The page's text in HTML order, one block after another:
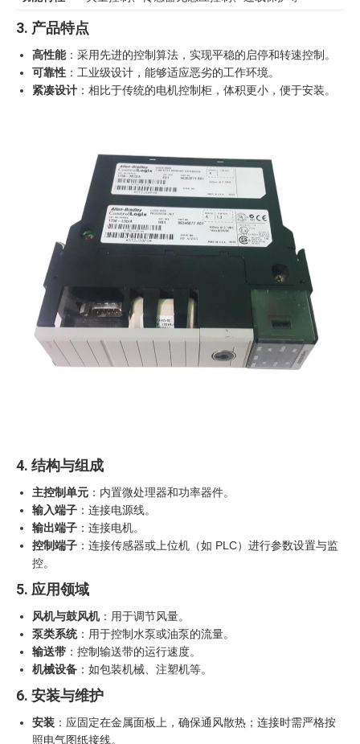
3. 产品特点
高性能：采用先进的控制算法，实现平稳的启停和转速控制。
可靠性 ：工业级设计，能够适应恶劣的工作环境。
紧凑设计 ：相比于传统的电机控制柜，体积更小，便于安装。
4. 结构与组成
主控制单元 ：内置微处理器和功率器件。
输入端子 ：连接电源线。
输出端子 ：连接电机。
控制端子 ：连接传感器或上位机（如 PLC）进行参数设置与监
控。
5. 应用领域
风机与鼓风机：用于调节风量。
泵类系统：用于控制水泵或油泵的流量。
输送带 ：控制输送带的运行速度。
机械设备 ：如包装机械、注塑机等。
6. 安装与维护
安装 ：应固定在金属面板上，确保通风散热；连接时需严格按
照电气图纸接线。